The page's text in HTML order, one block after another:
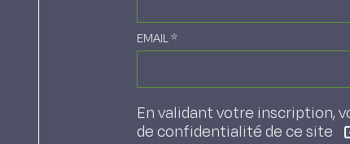
EMAIL*
En validant votre inscription,
de confidentialité de ce site